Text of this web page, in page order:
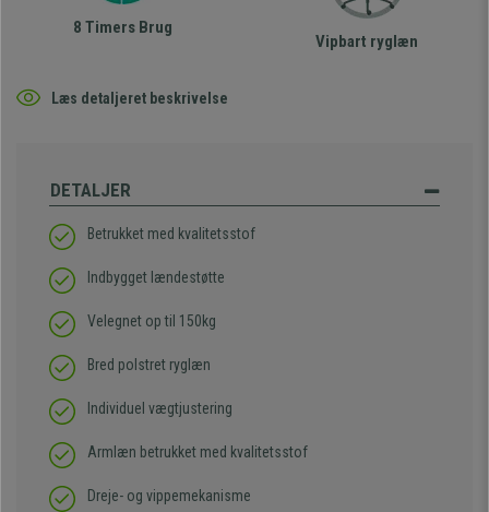
8 Timers Brug
Vipbart ryglæn
Læs detaljeret beskrivelse
DETALJER
Betrukket med kvalitetsstof
Indbygget lændestøtte
Velegnet op til 150kg
Bred polstret ryglæn
Individuel vægtjustering
Armlæn betrukket med kvalitetsstof
Dreje- og vippemekanisme